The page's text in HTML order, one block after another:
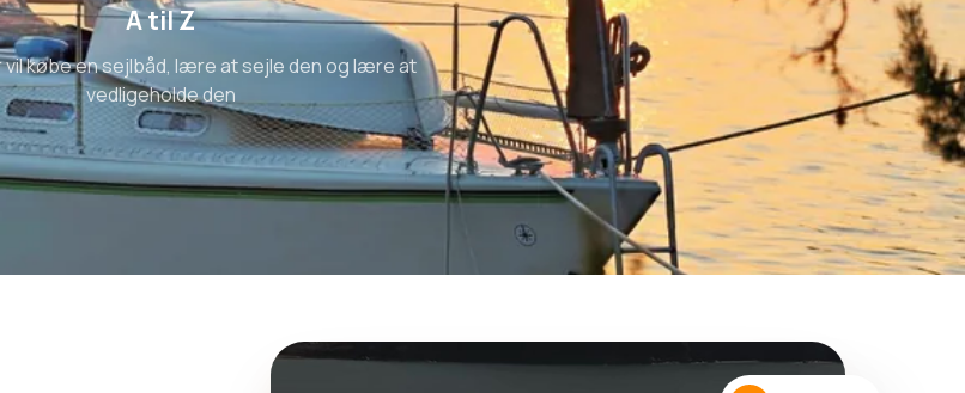
A til Z
vil købe en sejlbåd, lære at sejle den og lære at
vedligeholde den